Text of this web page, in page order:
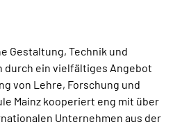
Gestaltung, Technik und
durch ein vielfältiges Angebot
von Lehre, Forschung und
Mainz kooperiert eng mit über
Unternehmen aus der